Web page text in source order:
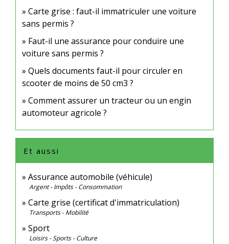
Carte grise : faut-il immatriculer une voiture
sans permis ?
Faut-il une assurance pour conduire une
voiture sans permis ?
Quels documents faut-il pour circuler en
scooter de moins de 50 cm3 ?
Comment assurer un tracteur ou un engin
automoteur agricole ?
Et aussi
Assurance automobile (véhicule)
Argent - Impôts - Consommation
Carte grise (certificat d'immatriculation)
Transports - Mobilité
Sport
Loisirs - Sports - Culture